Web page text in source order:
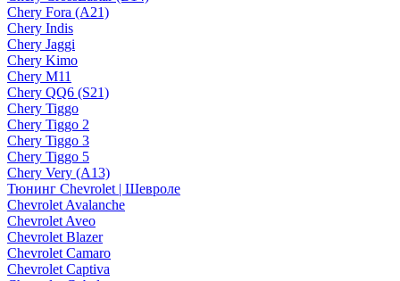
Chery Fora (A21)
Chery Indis
Chery Jaggi
Chery Kimo
Chery M11
Chery QQ6 (S21)
Chery Tiggo
Chery Tiggo 2
Chery Tiggo 3
Chery Tiggo 5
Chery Very (A13)
Тюнинг Chevrolet | Шевроле
Chevrolet Avalanche
Chevrolet Aveo
Chevrolet Blazer
Chevrolet Camaro
Chevrolet Captiva